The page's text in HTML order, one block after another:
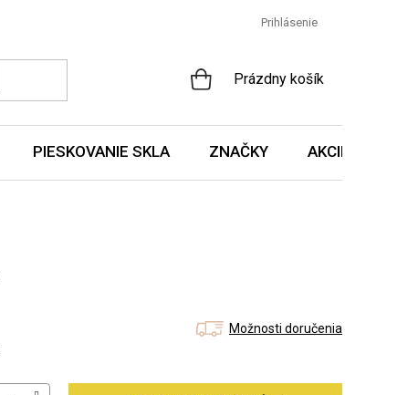
Prihlásenie
NÁKUPNÝ
Prázdny košík
PIESKOVANIE SKLA ZNAČKY AKCIE A
Možnosti doručenia